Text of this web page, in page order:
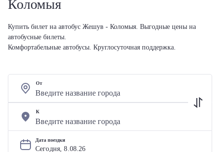
Коломыя
Купить билет на автобус Жешув - Коломыя. Выгодные цены на
автобусные билеты.
Комфортабельные автобусы. Круглосуточная поддержка.
От
К
Дата поездки
Сегодня, 8.08.26